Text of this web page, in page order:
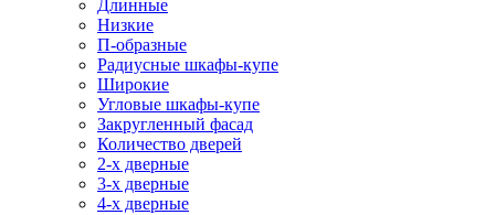
Длинные
Низкие
П-образные
Радиусные шкафы-купе
Широкие
Угловые шкафы-купе
Закругленный фасад
Количество дверей
2-х дверные
3-х дверные
4-х дверные